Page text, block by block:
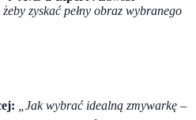
zyskać pełny obraz wybranego
„Jak wybrać idealną zmywarkę –